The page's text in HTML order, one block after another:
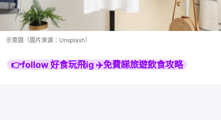
示意圖（圖片來源：Unsplash）
👉follow 好食玩飛ig ✈️免費睇旅遊飲食攻略